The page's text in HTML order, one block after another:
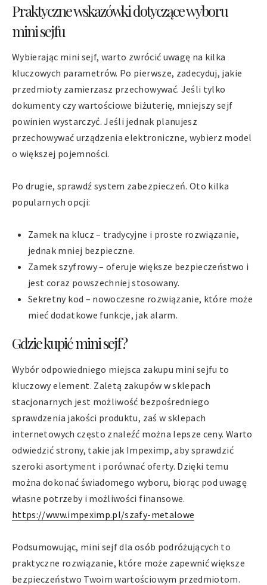
Praktyczne wskazówki dotyczące wyboru
mini sejfu
Wybierając mini sejf, warto zwrócić uwagę na kilka
kluczowych parametrów. Po pierwsze, zadecyduj, jakie
przedmioty zamierzasz przechowywać. Jeśli tylko
dokumenty czy wartościowe biżuterię, mniejszy sejf
powinien wystarczyć. Jeśli jednak planujesz
przechowywać urządzenia elektroniczne, wybierz model
o większej pojemności.
Po drugie, sprawdź system zabezpieczeń. Oto kilka
popularnych opcji:
Zamek na klucz – tradycyjne i proste rozwiązanie,
jednak mniej bezpieczne.
Zamek szyfrowy – oferuje większe bezpieczeństwo i
jest coraz powszechniej stosowany.
Sekretny kod – nowoczesne rozwiązanie, które może
mieć dodatkowe funkcje, jak alarm.
Gdzie kupić mini sejf?
Wybór odpowiedniego miejsca zakupu mini sejfu to
kluczowy element. Zaletą zakupów w sklepach
stacjonarnych jest możliwość bezpośredniego
sprawdzenia jakości produktu, zaś w sklepach
internetowych często znaleźć można lepsze ceny. Warto
odwiedzić strony, takie jak Impeximp, aby sprawdzić
szeroki asortyment i porównać oferty. Dzięki temu
można dokonać świadomego wyboru, biorąc pod uwagę
własne potrzeby i możliwości finansowe.
https://www.impeximp.pl/szafy-metalowe
Podsumowując, mini sejf dla osób podróżujących to
praktyczne rozwiązanie, które może zapewnić większe
bezpieczeństwo Twoim wartościowym przedmiotom.